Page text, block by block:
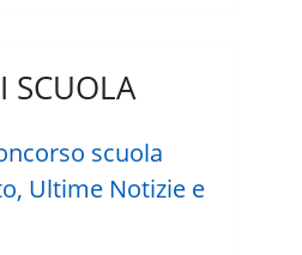
SCUOLA